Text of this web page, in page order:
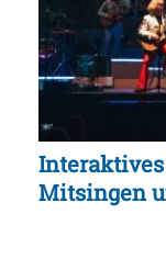
Mitsingen